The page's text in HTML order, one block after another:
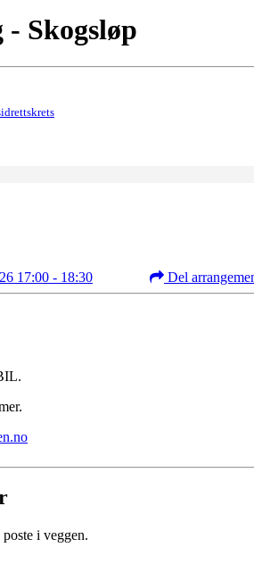
Skogsløp
17:00 - 18:30 Del
i veggen.